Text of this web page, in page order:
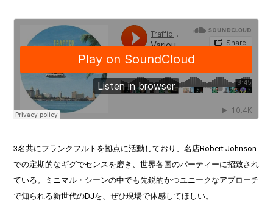
3名共にフランクフルトを拠点に活動しており、名店Robert Johnson
での定期的なギグでセンスを磨き、世界各国のパーティーに招致され
ている。ミニマル・シーンの中でも先鋭的かつユニークなアプローチ
で知られる新世代のDJを、ぜひ現場で体感してほしい。